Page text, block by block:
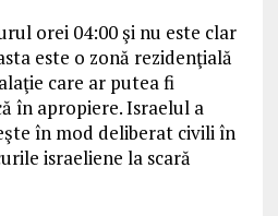
orei 04:00 şi nu este clar
este o zonă rezidenţială
care ar putea fi
în apropiere. Israelul a
în mod deliberat civili în
israeliene la scară